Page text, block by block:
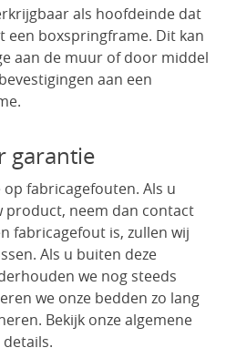
als hoofdeinde dat
een boxspringframe. Dit kan
aan de muur of door middel
aan een
garantie
fabricagefouten. Als u
neem dan contact
fabricagefout is, zullen wij
Als u buiten deze
we nog steeds
we onze bedden zo lang
Bekijk onze algemene